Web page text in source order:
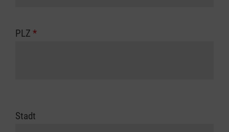
PLZ *
Stadt